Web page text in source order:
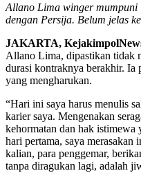
Allano Lima winger
dengan Persija. Belum jelas
JAKARTA,
Allano Lima, dipastikan tidak
durasi kontraknya berakhir. Ia
yang mengharukan.
“Hari ini saya harus menulis
karier saya. Mengenakan
kehormatan dan hak istimewa
hari pertama, saya merasakan
kalian, para penggemar,
tanpa diragukan lagi, adalah